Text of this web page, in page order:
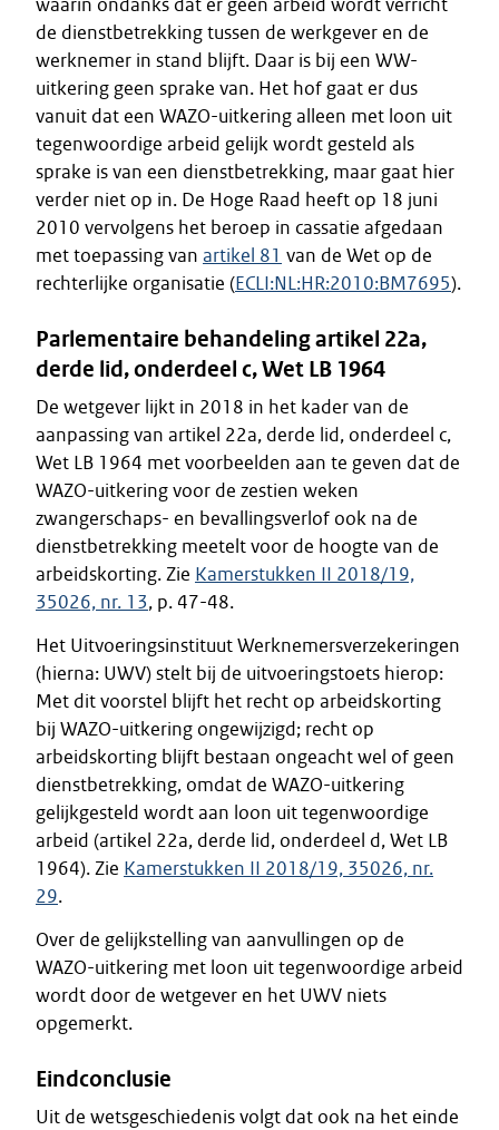
waarin ondanks dat er geen arbeid wordt verricht
de dienstbetrekking tussen de werkgever en de
werknemer in stand blijft. Daar is bij een WW-
uitkering geen sprake van. Het hof gaat er dus
vanuit dat een WAZO-uitkering alleen met loon uit
tegenwoordige arbeid gelijk wordt gesteld als
sprake is van een dienstbetrekking, maar gaat hier
verder niet op in. De Hoge Raad heeft op 18 juni
2010 vervolgens het beroep in cassatie afgedaan
met toepassing van artikel 81 van de Wet op de
rechterlijke organisatie (ECLI:NL:HR:2010:BM7695).
Parlementaire behandeling artikel 22a,
derde lid, onderdeel c, Wet LB 1964
De wetgever lijkt in 2018 in het kader van de
aanpassing van artikel 22a, derde lid, onderdeel c,
Wet LB 1964 met voorbeelden aan te geven dat de
WAZO-uitkering voor de zestien weken
zwangerschaps- en bevallingsverlof ook na de
dienstbetrekking meetelt voor de hoogte van de
arbeidskorting. Zie Kamerstukken II 2018/19,
35026, nr. 13, p. 47-48.
Het Uitvoeringsinstituut Werknemersverzekeringen
(hierna: UWV) stelt bij de uitvoeringstoets hierop:
Met dit voorstel blijft het recht op arbeidskorting
bij WAZO-uitkering ongewijzigd; recht op
arbeidskorting blijft bestaan ongeacht wel of geen
dienstbetrekking, omdat de WAZO-uitkering
gelijkgesteld wordt aan loon uit tegenwoordige
arbeid (artikel 22a, derde lid, onderdeel d, Wet LB
1964). Zie Kamerstukken II 2018/19, 35026, nr.
29.
Over de gelijkstelling van aanvullingen op de
WAZO-uitkering met loon uit tegenwoordige arbeid
wordt door de wetgever en het UWV niets
opgemerkt.
Eindconclusie
Uit de wetsgeschiedenis volgt dat ook na het einde